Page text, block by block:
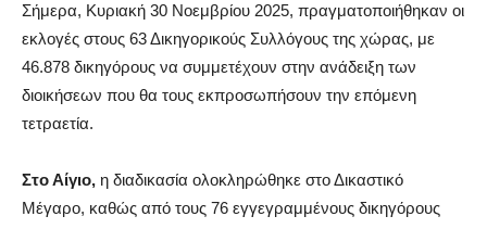
Σήμερα, Κυριακή 30 Νοεμβρίου 2025, πραγματοποιήθηκαν οι
εκλογές στους 63 Δικηγορικούς Συλλόγους της χώρας, με
46.878 δικηγόρους να συμμετέχουν στην ανάδειξη των
διοικήσεων που θα τους εκπροσωπήσουν την επόμενη
τετραετία.
Στο Αίγιο, η διαδικασία ολοκληρώθηκε στο Δικαστικό
Μέγαρο, καθώς από τους 76 εγγεγραμμένους δικηγόρους